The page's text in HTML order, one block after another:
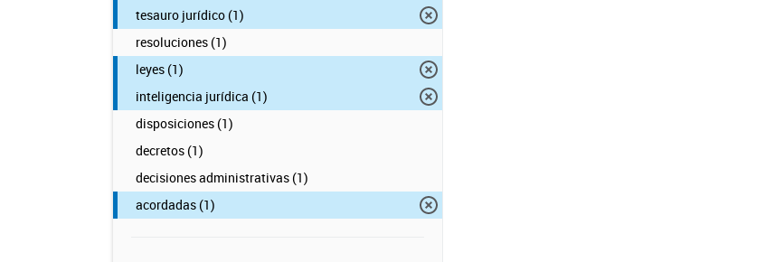
tesauro jurídico (1)
resoluciones (1)
leyes (1)
inteligencia jurídica (1)
disposiciones (1)
decretos (1)
decisiones administrativas (1)
acordadas (1)